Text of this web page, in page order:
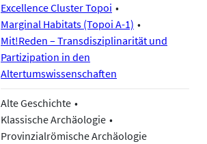
Excellence Cluster Topoi
Marginal Habitats (Topoi A-1)
Mit!Reden – Transdisziplinarität und
Partizipation in den
Altertumswissenschaften
Alte Geschichte
Klassische Archäologie
Provinzialrömische Archäologie